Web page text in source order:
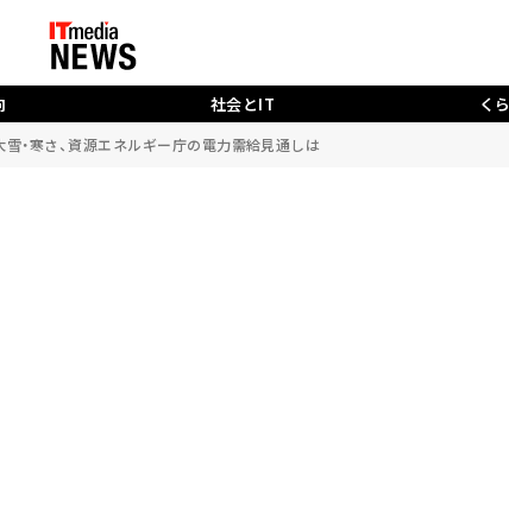
社会とIT く
・寒さ、資源エネルギー庁の電力需給見通しは